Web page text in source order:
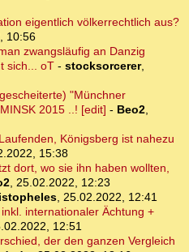
eigentlich völkerrechtlich aus?
10:56
zwangsläufig an Danzig
sich... oT - stocksorcerer,
"Münchner
2015 ..! [edit] - Beo2,
Königsberg ist nahezu
15:38
dort, wo sie ihn haben wollten,
, 25.02.2022, 12:23
, 25.02.2022, 12:41
internationaler Ächtung +
12:51
der den ganzen Vergleich